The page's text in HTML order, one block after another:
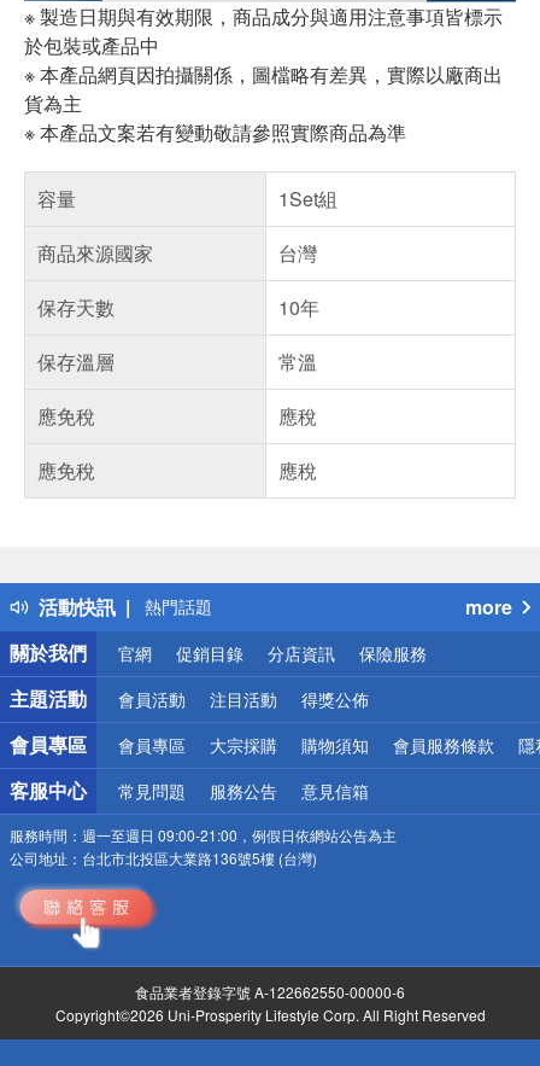
※ 製造日期與有效期限，商品成分與適用注意事項皆標示
於包裝或產品中
※ 本產品網頁因拍攝關係，圖檔略有差異，實際以廠商出
貨為主
※ 本產品文案若有變動敬請參照實際商品為準
容量
1Set組
商品來源國家
台灣
保存天數
10年
保存溫層
常溫
應免稅
應稅
應免稅
應稅
活動快訊
得獎公告
熱門話題
銀行優惠
偏遠地區配送
詐騙網頁！請小心！
more
關於我們
官網 促銷目錄 分店資訊 保險服務
主題活動 會員活動 注目活動 得獎公佈
會員專區 會員專區 大宗採購 購物須知 會員服務條款 隱
客服中心 常見問題 服務公告 意見信箱
服務時間： 週一至週日 09:00-21:00，例假日依網站公告為主
公司地址： 台北市北投區大業路136號5樓 (台灣)
食品業者登錄字號 A-122662550-00000-6
Copyright©2026 Uni-Prosperity Lifestyle Corp. All Right Reserved